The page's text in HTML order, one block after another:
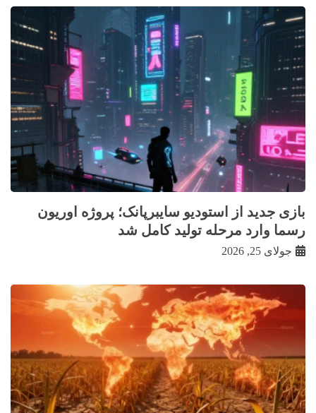
بازی جدید از استودیو سایبرپانک؛ پروژه اوریون
رسما وارد مرحله تولید کامل شد
جولای 25, 2026